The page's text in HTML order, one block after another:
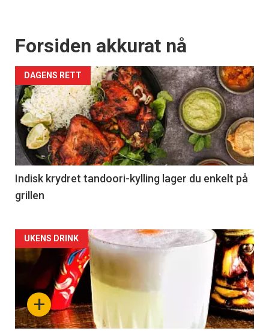
Forsiden akkurat nå
DAGENS RETT
Indisk krydret tandoori-kylling lager du enkelt på
grillen
Forsiden
akkurat
nå
-
+
UKENS DRINK